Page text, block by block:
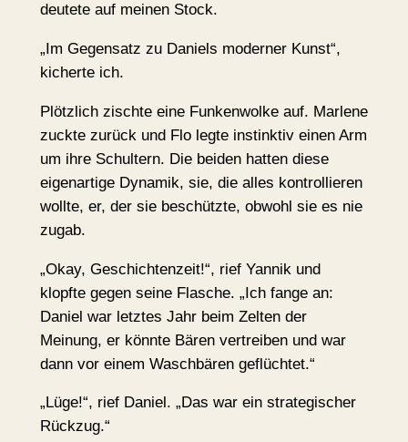
deutete auf meinen Stock.
„Im Gegensatz zu Daniels moderner Kunst“,
kicherte ich.
Plötzlich zischte eine Funkenwolke auf. Marlene
zuckte zurück und Flo legte instinktiv einen Arm
um ihre Schultern. Die beiden hatten diese
eigenartige Dynamik, sie, die alles kontrollieren
wollte, er, der sie beschützte, obwohl sie es nie
zugab.
„Okay, Geschichtenzeit!“, rief Yannik und
klopfte gegen seine Flasche. „Ich fange an:
Daniel war letztes Jahr beim Zelten der
Meinung, er könnte Bären vertreiben und war
dann vor einem Waschbären geflüchtet.“
„Lüge!“, rief Daniel. „Das war ein strategischer
Rückzug.“